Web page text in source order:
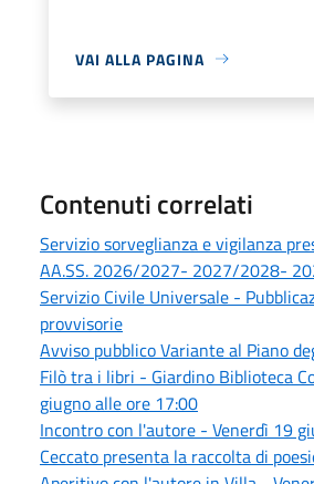
VAI ALLA PAGINA
Contenuti correlati
Servizio sorveglianza e vigilanza
AA.SS. 2026/2027- 2027/2028-
Servizio Civile Universale -
provvisorie
Avviso pubblico Variante al Piano
Filò tra i libri - Giardino Biblioteca
giugno alle ore 17:00
Incontro con l'autore - Venerdì 19
Ceccato presenta la raccolta di